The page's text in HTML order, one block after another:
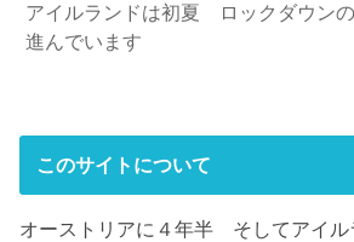
アイルランドは初夏 ロックダウン
進んでいます
このサイトについて
オーストリアに４年半 そしてアイ